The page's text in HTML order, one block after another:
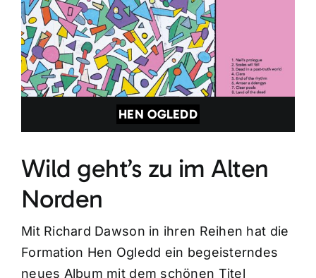
HEN OGLEDD
Wild geht’s zu im Alten
Norden
Mit Richard Dawson in ihren Reihen hat die
Formation Hen Ogledd ein begeisterndes
neues Album mit dem schönen Titel